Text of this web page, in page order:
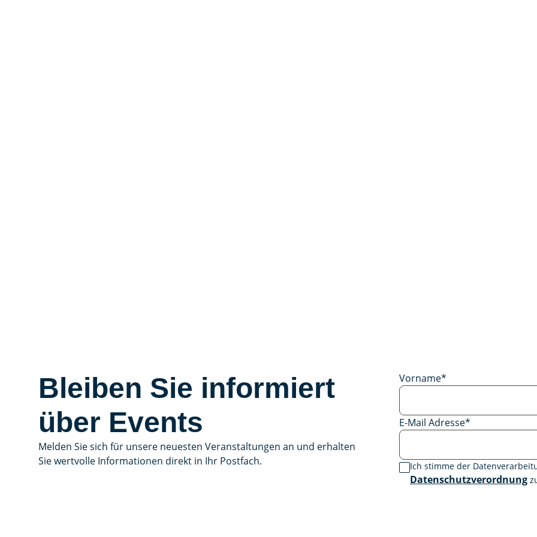
Bleiben Sie informiert
über Events
Melden Sie sich für unsere neuesten Veranstaltungen an und erhalten
Sie wertvolle Informationen direkt in Ihr Postfach.
Vorname*
E-Mail Adresse*
Ich stimme der
Datenschutzverordnung